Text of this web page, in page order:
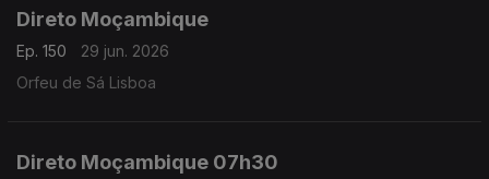
Direto Moçambique
Ep. 150
29 jun. 2026
Orfeu de Sá Lisboa
Direto Moçambique 07h30